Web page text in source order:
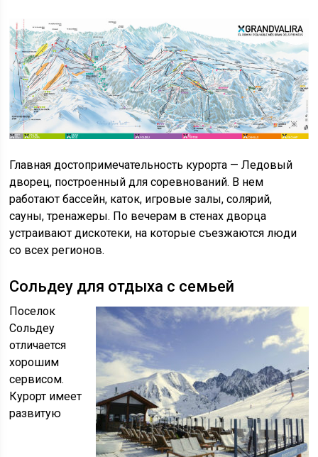
Главная достопримечательность курорта — Ледовый
дворец, построенный для соревнований. В нем
работают бассейн, каток, игровые залы, солярий,
сауны, тренажеры. По вечерам в стенах дворца
устраивают дискотеки, на которые съезжаются люди
со всех регионов.
Сольдеу для отдыха с семьей
Поселок
Сольдеу
отличается
хорошим
сервисом.
Курорт имеет
развитую